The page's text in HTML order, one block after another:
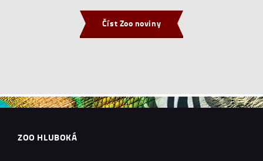
Číst Zoo noviny
ZOO HLUBOKÁ